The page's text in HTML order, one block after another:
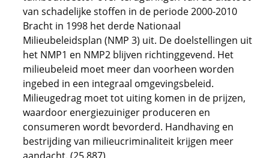
van schadelijke stoffen in de periode 2000-2010
Bracht in 1998 het derde Nationaal
Milieubeleidsplan (NMP 3) uit. De doelstellingen uit
het NMP1 en NMP2 blijven richtinggevend. Het
milieubeleid moet meer dan voorheen worden
ingebed in een integraal omgevingsbeleid.
Milieugedrag moet tot uiting komen in de prijzen,
waardoor energiezuiniger produceren en
consumeren wordt bevorderd. Handhaving en
bestrijding van milieucriminaliteit krijgen meer